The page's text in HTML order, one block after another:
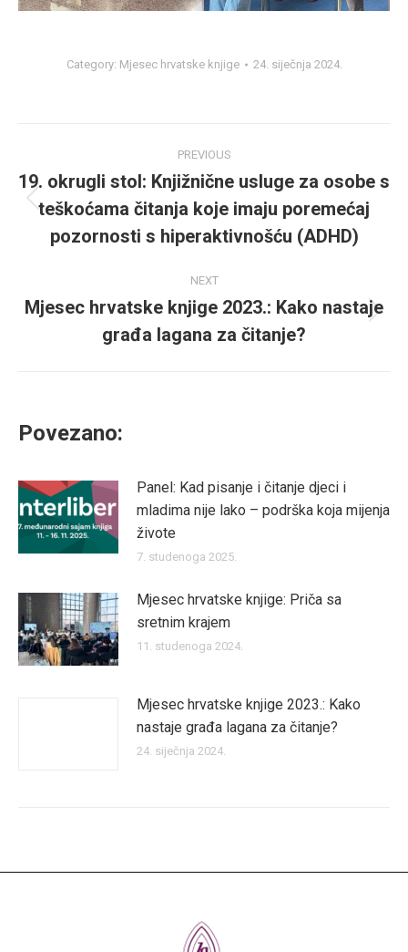
Category: Mjesec hrvatske knjige 24. siječnja 2024.
navigation
PREVIOUS
Previous
post:
19. okrugli stol: Knjižnične usluge za osobe s
teškoćama čitanja koje imaju poremećaj
pozornosti s hiperaktivnošću (ADHD)
NEXT
Next
post:
Mjesec hrvatske knjige 2023.: Kako nastaje
građa lagana za čitanje?
Povezano:
Panel: Kad pisanje i čitanje djeci i
mladima nije lako – podrška koja mijenja
živote
7. studenoga 2025.
Mjesec hrvatske knjige: Priča sa
sretnim krajem
11. studenoga 2024.
Mjesec hrvatske knjige 2023.: Kako
nastaje građa lagana za čitanje?
24. siječnja 2024.